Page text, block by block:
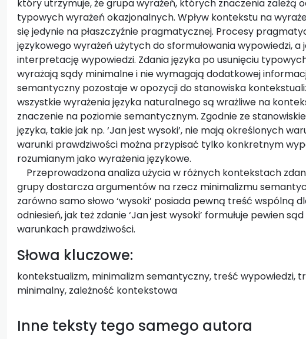
który utrzymuje, że grupa wyrażeń, których znaczenia zależą
typowych wyrażeń okazjonalnych. Wpływ kontekstu na
się jedynie na płaszczyźnie pragmatycznej. Procesy
językowego wyrażeń użytych do sformułowania wypowiedzi, a
interpretację wypowiedzi. Zdania języka po usunięciu
wyrażają sądy minimalne i nie wymagają dodatkowej
semantyczny pozostaje w opozycji do stanowiska
wszystkie wyrażenia języka naturalnego są wrażliwe na
znaczenie na poziomie semantycznym. Zgodnie ze
języka, takie jak np. ‘Jan jest wysoki’, nie mają określonych
warunki prawdziwości można przypisać tylko konkretnym
rozumianym jako wyrażenia językowe.
Przeprowadzona analiza użycia w różnych kontekstach
grupy dostarcza argumentów na rzecz minimalizmu
zarówno samo słowo ‘wysoki’ posiada pewną treść wspólną
odniesień, jak też zdanie ‘Jan jest wysoki’ formułuje pewien
warunkach prawdziwości.
Słowa kluczowe:
kontekstualizm, minimalizm semantyczny, treść wypowiedzi,
minimalny, zależność kontekstowa
Inne teksty tego samego autora